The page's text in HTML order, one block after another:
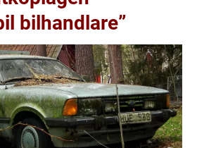
bilhandlare”